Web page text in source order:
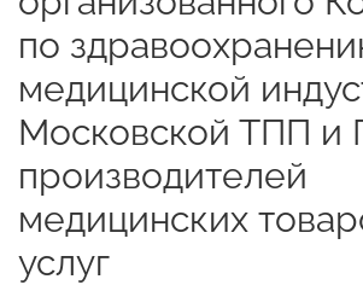
по
медицинской
Московской ТПП и
производителей
медицинских
услуг